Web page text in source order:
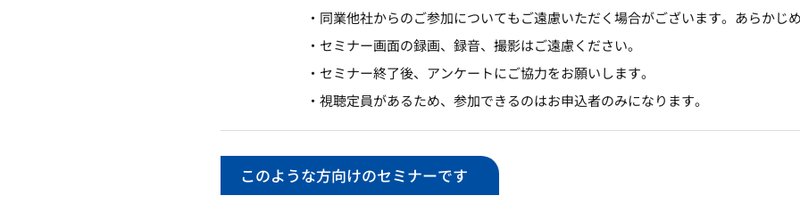
・同業他社からのご参加についてもご遠慮いただく場合がございます。あらかじ
・セミナー画面の録画、録音、撮影はご遠慮ください。
・セミナー終了後、アンケートにご協力をお願いします。
・視聴定員があるため、参加できるのはお申込者のみになります。
このような方向けのセミナーです